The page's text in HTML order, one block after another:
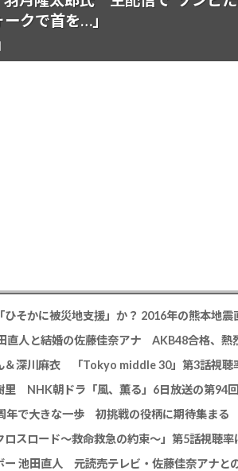
クで首を…」
＆深川麻衣 「Tokyo middle 30」第3話視聴
里 NHK朝ドラ「風、薫る」6日放送の第94
年で大きな一歩 初挑戦の役柄に期待集まる
スロード～救命救急の約束～」第5話視聴率
ー 池田直人 元読売テレビ・佐藤佳奈アナと